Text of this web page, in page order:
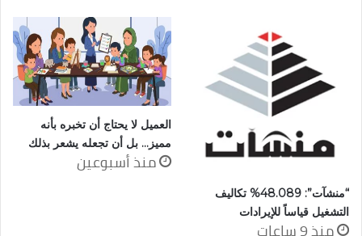
“منشآت”: 48.089% تكاليف
التشغيل قياساً للإيرادات
العميل لا يحتاج أن تخبره بأنه
مميز… بل أن تجعله يشعر بذلك
منذ أسبوعين